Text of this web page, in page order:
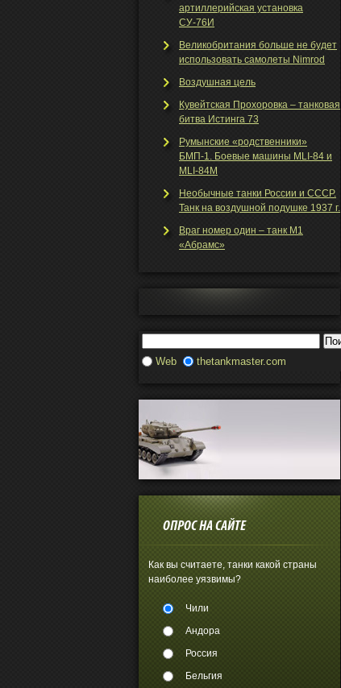
артиллерийская установка
СУ-76И
Великобритания больше не будет
использовать самолеты Nimrod
Воздушная цель
Кувейтская Прохоровка – танковая
битва Истинга 73
Румынские «родственники»
БМП-1. Боевые машины MLI-84 и
MLI-84M
Необычные танки Росcии и СССР.
Танк на воздушной подушке 1937 г.
Враг номер один – танк М1
«Абрамс»
Web thetankmaster.com
ОПРОС НА САЙТЕ
Как вы считаете, танки какой страны
наиболее уязвимы?
Чили
Андора
Россия
Бельгия